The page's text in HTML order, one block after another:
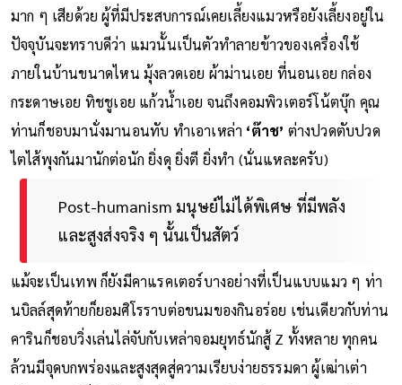
มาก ๆ เสียด้วย ผู้ที่มีประสบการณ์เคยเลี้ยงแมวหรือยังเลี้ยงอยู่ใน
ปัจจุบันจะทราบดีว่า แมวนั้นเป็นตัวทำลายข้าวของเครื่องใช้
ภายในบ้านขนาดไหน มุ้งลวดเอย ผ้าม่านเอย ที่นอนเอย กล่อง
กระดาษเอย ทิชชูเอย แก้วน้ำเอย จนถึงคอมพิวเตอร์โน้ตบุ๊ก คุณ
ท่านก็ชอบมานั่งมานอนทับ ทำเอาเหล่า ‘ต๊าช’ ต่างปวดตับปวด
ไตไส้พุงกันมานักต่อนัก ยิ่งดุ ยิ่งตี ยิ่งทำ (นั่นแหละครับ)
Post-humanism มนุษย์ไม่ได้พิเศษ ที่มีพลัง
และสูงส่งจริง ๆ นั้นเป็นสัตว์
แม้จะเป็นเทพ ก็ยังมีคาแรคเตอร์บางอย่างที่เป็นแบบแมว ๆ ท่า
นบิลล์สุดท้ายก็ยอมศิโรราบต่อขนมของกินอร่อย เช่นเดียวกับท่าน
คารินก็ชอบวิ่งเล่นไล่จับกับเหล่าจอมยุทธ์นักสู้ Z ทั้งหลาย ทุกคน
ล้วนมีจุดบกพร่องและสูงสุดสู่ความเรียบง่ายธรรมดา ผู้เฒ่าเต่า